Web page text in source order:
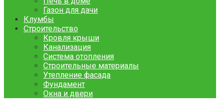
Газон для дачи
Клумбы
Строительство
Кровля крыши
Канализация
Система отопления
Строительные материалы
Утепление фасада
Фундамент
Окна и двери